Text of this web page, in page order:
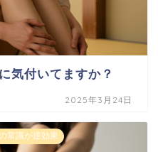
気付いてますか？
2025年3月24日
常識が逆効果